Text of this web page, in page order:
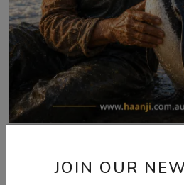
JOIN OUR
ਪੈਂਗੁਇਨ ਡਿਨਡਿਮ ਦੀ ਸੱਚੀ